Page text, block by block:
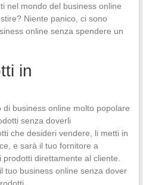
nel mondo del business online
Niente panico, ci sono
online senza spendere un
in
di business online molto popolare
senza doverli
che desideri vendere, li metti in
e sarà il tuo fornitore a
direttamente al cliente.
tuo business online senza dover